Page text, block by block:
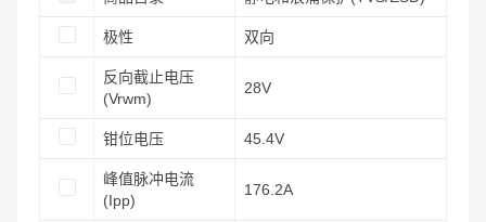
极性 双向
反向截止电压
(Vrwm)
28V
钳位电压 45.4V
峰值脉冲电流
(Ipp)
176.2A